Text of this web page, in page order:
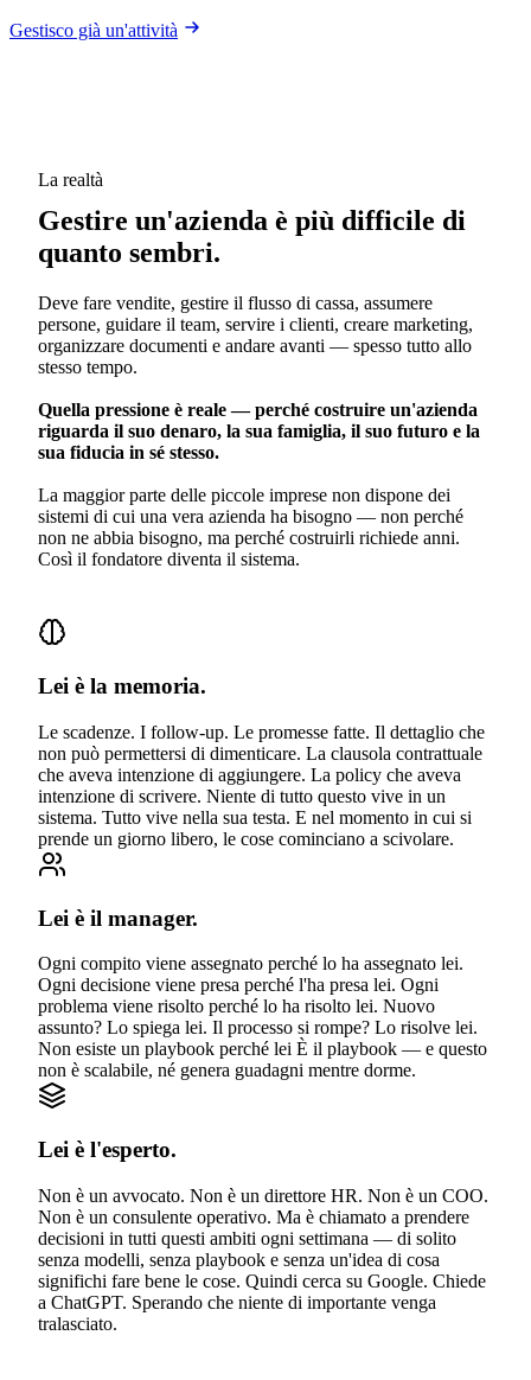
Gestisco già un'attività
La realtà
Gestire un'azienda è più difficile di
quanto sembri.
Deve fare vendite, gestire il flusso di cassa, assumere
persone, guidare il team, servire i clienti, creare marketing,
organizzare documenti e andare avanti — spesso tutto allo
stesso tempo.
Quella pressione è reale — perché costruire un'azienda
riguarda il suo denaro, la sua famiglia, il suo futuro e la
sua fiducia in sé stesso.
La maggior parte delle piccole imprese non dispone dei
sistemi di cui una vera azienda ha bisogno — non perché
non ne abbia bisogno, ma perché costruirli richiede anni.
Così il fondatore diventa il sistema.
Lei è la memoria.
Le scadenze. I follow-up. Le promesse fatte. Il dettaglio che
non può permettersi di dimenticare. La clausola contrattuale
che aveva intenzione di aggiungere. La policy che aveva
intenzione di scrivere. Niente di tutto questo vive in un
sistema. Tutto vive nella sua testa. E nel momento in cui si
prende un giorno libero, le cose cominciano a scivolare.
Lei è il manager.
Ogni compito viene assegnato perché lo ha assegnato lei.
Ogni decisione viene presa perché l'ha presa lei. Ogni
problema viene risolto perché lo ha risolto lei. Nuovo
assunto? Lo spiega lei. Il processo si rompe? Lo risolve lei.
Non esiste un playbook perché lei È il playbook — e questo
non è scalabile, né genera guadagni mentre dorme.
Lei è l'esperto.
Non è un avvocato. Non è un direttore HR. Non è un COO.
Non è un consulente operativo. Ma è chiamato a prendere
decisioni in tutti questi ambiti ogni settimana — di solito
senza modelli, senza playbook e senza un'idea di cosa
significhi fare bene le cose. Quindi cerca su Google. Chiede
a ChatGPT. Sperando che niente di importante venga
tralasciato.